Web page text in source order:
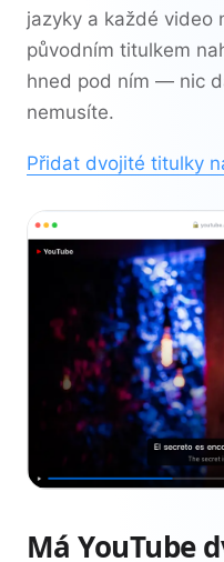
jazyky a každé video
původním titulkem
hned pod ním — nic
nemusíte.
Přidat dvojité titulky
Má YouTube